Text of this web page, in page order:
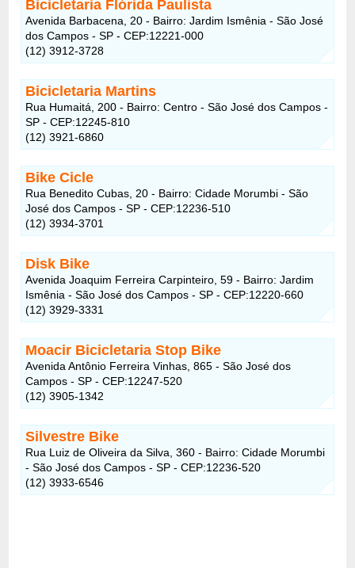
Bicicletaria Flórida Paulista
Avenida Barbacena, 20 - Bairro: Jardim Ismênia - São José
dos Campos - SP - CEP:12221-000
(12) 3912-3728
Bicicletaria Martins
Rua Humaitá, 200 - Bairro: Centro - São José dos Campos -
SP - CEP:12245-810
(12) 3921-6860
Bike Cicle
Rua Benedito Cubas, 20 - Bairro: Cidade Morumbi - São
José dos Campos - SP - CEP:12236-510
(12) 3934-3701
Disk Bike
Avenida Joaquim Ferreira Carpinteiro, 59 - Bairro: Jardim
Ismênia - São José dos Campos - SP - CEP:12220-660
(12) 3929-3331
Moacir Bicicletaria Stop Bike
Avenida Antônio Ferreira Vinhas, 865 - São José dos
Campos - SP - CEP:12247-520
(12) 3905-1342
Silvestre Bike
Rua Luiz de Oliveira da Silva, 360 - Bairro: Cidade Morumbi
- São José dos Campos - SP - CEP:12236-520
(12) 3933-6546